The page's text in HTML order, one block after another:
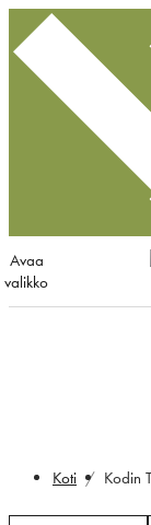
Avaa
valikko
Koti Kodin